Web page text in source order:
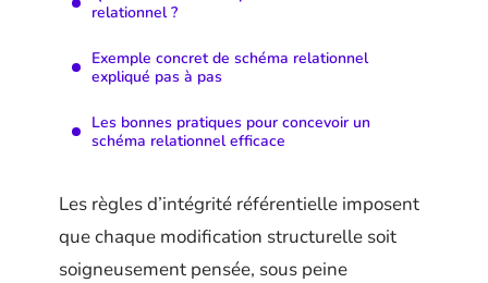
relationnel ?
Exemple concret de schéma relationnel
expliqué pas à pas
Les bonnes pratiques pour concevoir un
schéma relationnel efficace
Les règles d’intégrité référentielle imposent
que chaque modification structurelle soit
soigneusement pensée, sous peine